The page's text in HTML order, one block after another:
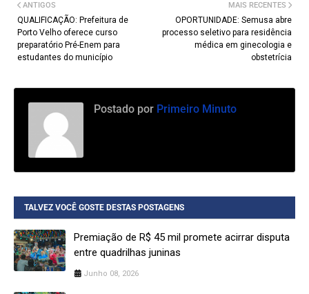
MAIS RECENTES
OPORTUNIDADE: Semusa abre
processo seletivo para residência
médica em ginecologia e
obstetrícia
ANTIGOS
QUALIFICAÇÃO: Prefeitura de
Porto Velho oferece curso
preparatório Pré-Enem para
estudantes do município
Postado por Primeiro Minuto
TALVEZ VOCÊ GOSTE DESTAS POSTAGENS
Premiação de R$ 45 mil promete acirrar disputa
entre quadrilhas juninas
Junho 08, 2026